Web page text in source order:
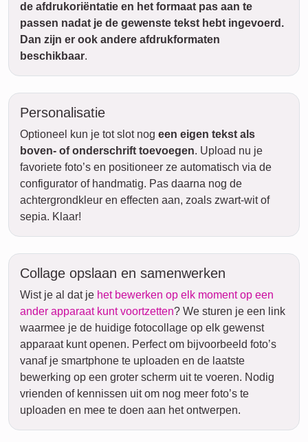
de afdrukoriëntatie en het formaat pas aan te
passen nadat je de gewenste tekst hebt ingevoerd.
Dan zijn er ook andere afdrukformaten
beschikbaar.
Personalisatie
Optioneel kun je tot slot nog een eigen tekst als
boven- of onderschrift toevoegen. Upload nu je
favoriete foto’s en positioneer ze automatisch via de
configurator of handmatig. Pas daarna nog de
achtergrondkleur en effecten aan, zoals zwart-wit of
sepia. Klaar!
Collage opslaan en samenwerken
Wist je al dat je het bewerken op elk moment op een
ander apparaat kunt voortzetten? We sturen je een link
waarmee je de huidige fotocollage op elk gewenst
apparaat kunt openen. Perfect om bijvoorbeeld foto’s
vanaf je smartphone te uploaden en de laatste
bewerking op een groter scherm uit te voeren. Nodig
vrienden of kennissen uit om nog meer foto’s te
uploaden en mee te doen aan het ontwerpen.